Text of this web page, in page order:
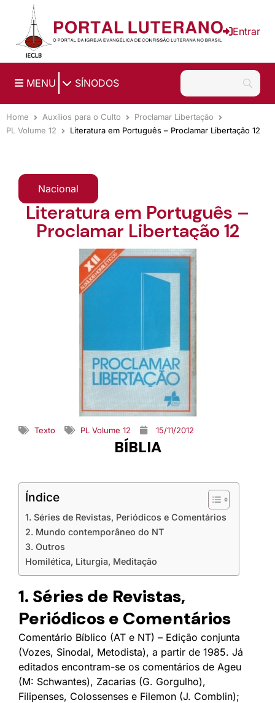
Ir para o conteúdo principal
Entrar
MENU SÍNODOS
Home Auxílios para o Culto
Proclamar Libertação
PL Volume 12
Literatura em Português – Proclamar Libertação 12
Nacional
Literatura em Português –
Proclamar Libertação 12
Texto PL Volume 12 15/11/2012
BÍBLIA
Índice
1. Séries de Revistas, Periódicos e Comentários
2. Mundo contemporâneo do NT
3. Outros
Homilética, Liturgia, Meditação
1. Séries de Revistas,
Periódicos e Comentários
Comentário Bíblico (AT e NT) – Edição conjunta
(Vozes, Sinodal, Metodista), a partir de 1985. Já
editados encontram-se os comentários de Ageu
(M: Schwantes), Zacarias (G. Gorgulho),
Filipenses, Colossenses e Filemon (J. Comblin);